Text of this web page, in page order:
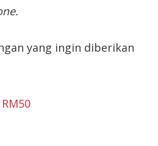
yang ingin diberikan
RM50